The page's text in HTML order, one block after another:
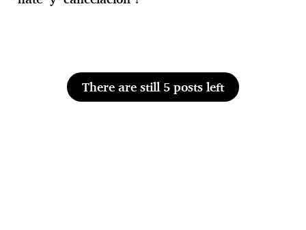
There are still 5 posts left